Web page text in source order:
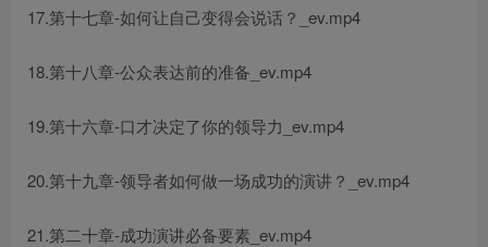
17.第十七章-如何让自己变得会说话？_ev.mp4
18.第十八章-公众表达前的准备_ev.mp4
19.第十六章-口才决定了你的领导力_ev.mp4
20.第十九章-领导者如何做一场成功的演讲？_ev.mp4
21.第二十章-成功演讲必备要素_ev.mp4